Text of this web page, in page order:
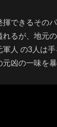
できるその
れるが、地元
軍人 の3人は
元凶の一味を